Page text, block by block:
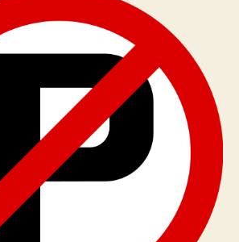
“No
signs
as
crews
remove
snow